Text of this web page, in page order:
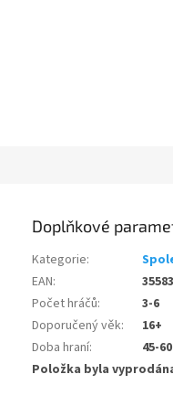
Doplňkové
Kategorie:
EAN:
Počet hráčů:
3-6
Doporučený věk:
16+
Doba hraní:
45-
Položka byla